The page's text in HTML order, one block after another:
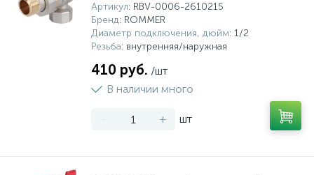
Артикул: RBV-0006-2610215
Бренд: ROMMER
Диаметр подключения, дюйм: 1/2
Резьба: внутренняя/наружная
410 руб. /шт
В наличии много
- + шт